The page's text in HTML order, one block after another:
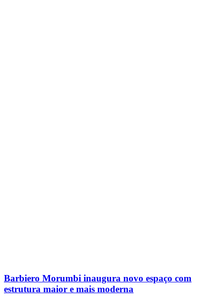
Barbiero Morumbi inaugura novo espaço com
estrutura maior e mais moderna